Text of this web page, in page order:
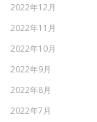
2022年12月
2022年11月
2022年10月
2022年9月
2022年8月
2022年7月